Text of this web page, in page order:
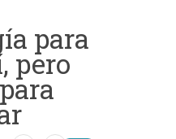
para
pero